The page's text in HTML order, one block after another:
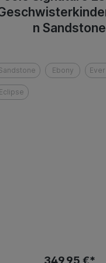
n Sandstone
Ebony
Eclipse